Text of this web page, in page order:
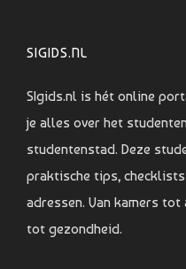
SIGIDS.NL
SIgids.nl is hét online
je alles over het
studentenstad. Deze
praktische tips,
adressen. Van kamers
tot gezondheid.